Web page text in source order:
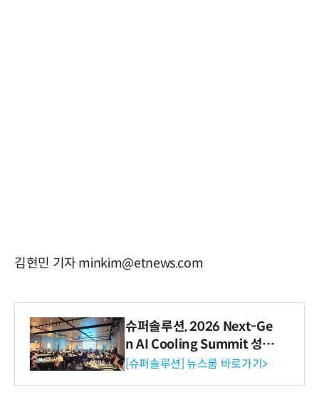
김현민 기자 minkim@etnews.com
슈퍼솔루션, 2026 Next-Ge
n AI Cooling Summit 성황
리 성료
[슈퍼솔루션] 뉴스룸 바로가기>